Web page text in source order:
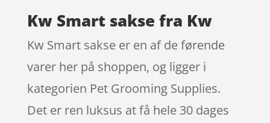
Kw Smart sakse fra Kw
Kw Smart sakse er en af de førende
varer her på shoppen, og ligger i
kategorien Pet Grooming Supplies.
Det er ren luksus at få hele 30 dages